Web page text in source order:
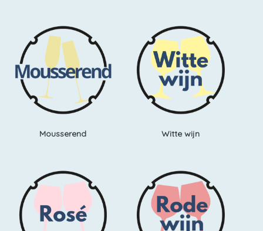
Mousserend Witte wijn